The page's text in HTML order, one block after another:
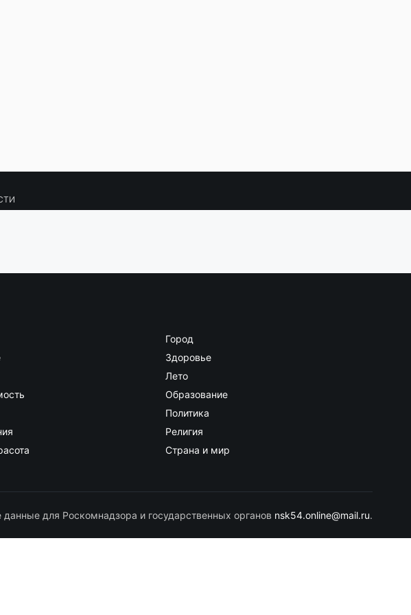
Город
Здоровье
Лето
Образование
Политика
Религия
Страна и мир
данные для Роскомнадзора и государственных органов nsk54.online@mail.ru.